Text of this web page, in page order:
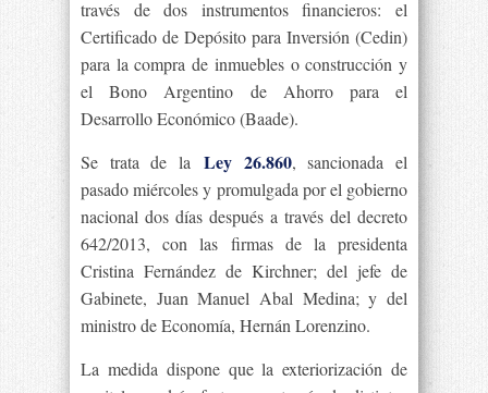
través de dos instrumentos financieros: el
Certificado de Depósito para Inversión (Cedin)
para la compra de inmuebles o construcción y
el Bono Argentino de Ahorro para el
Desarrollo Económico (Baade).
Se trata de la
Ley 26.860, sancionada el
pasado miércoles y promulgada por el gobierno
nacional dos días después a través del decreto
642/2013, con las firmas de la presidenta
Cristina Fernández de Kirchner; del jefe de
Gabinete, Juan Manuel Abal Medina; y del
ministro de Economía, Hernán Lorenzino.
La medida dispone que la exteriorización de